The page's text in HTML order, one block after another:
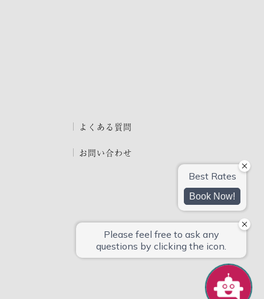
よくある質問
お問い合わせ